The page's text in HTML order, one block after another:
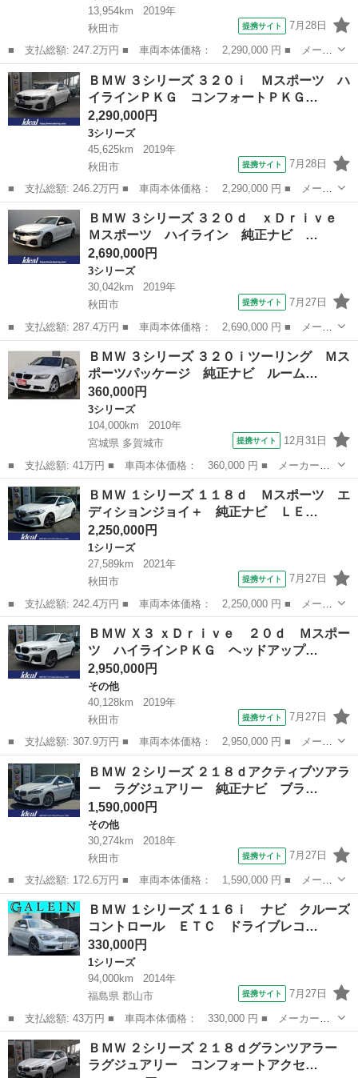
13,954km
2019年
秋田市
提携サイト 7月28日
■ 支払総額: 247.2万円 ■ 車両本体価格： 2,290,000 円 ■ メーカ
ー名： ＢＭＷ ■ 車種名： Ｘ１ ■ グレード名： ｘＤｒｉｖ
ｅ １８ｄ Ｍスポーツ 純正ナビ ＬＥＤ Ｂカメラ パワーテー
ルゲート ...
秋田 秋田市
ＢＭＷ ３シリーズ ３２０ｉ Ｍスポーツ ハ
イラインＰＫＧ コンフォートＰＫＧ…
2,290,000円
3シリーズ
45,625km
2019年
秋田市
提携サイト 7月28日
■ 支払総額: 246.2万円 ■ 車両本体価格： 2,290,000 円 ■ メーカ
ー名： ＢＭＷ ■ 車種名： ３シリーズ ■ グレード名： ３２０
ｉ Ｍスポーツ ハイラインＰＫＧ コンフォートＰＫＧ ヘッドア
ップディ...
秋田 秋田市
ＢＭＷ ３シリーズ ３２０ｄ ｘＤｒｉｖｅ
Ｍスポーツ ハイライン 純正ナビ …
2,690,000円
3シリーズ
30,042km
2019年
秋田市
提携サイト 7月27日
■ 支払総額: 287.4万円 ■ 車両本体価格： 2,690,000 円 ■ メーカ
ー名： ＢＭＷ ■ 車種名： ３シリーズ ■ グレード名： ３２０
ｄ ｘＤｒｉｖｅ Ｍスポーツ ハイライン 純正ナビ ヘッドアッ
プディス...
秋田 秋田市
ＢＭＷ ３シリーズ ３２０ｉツーリング Ｍス
ポーツパッケージ 純正ナビ ルーム…
360,000円
3シリーズ
104,000km
2010年
宮城県 多賀城市
提携サイト 12月31日
■ 支払総額: 41万円 ■ 車両本体価格： 360,000 円 ■ メーカー
名： ＢＭＷ ■ 車種名： ３シリーズ ■ グレード名： ３２０ｉ
ツーリング Ｍスポーツパッケージ 純正ナビ ルーム型ＥＴＣ プ
ッシュスタート ...
宮城 多賀城市 3シリーズ
ＢＭＷ １シリーズ １１８ｄ Ｍスポーツ エ
ディションジョイ＋ 純正ナビ ＬＥ…
2,250,000円
1シリーズ
27,589km
2021年
秋田市
提携サイト 7月27日
■ 支払総額: 242.4万円 ■ 車両本体価格： 2,250,000 円 ■ メーカ
ー名： ＢＭＷ ■ 車種名： １シリーズ ■ グレード名： １１８
ｄ Ｍスポーツ エディションジョイ＋ 純正ナビ ＬＥＤ Ｂカメ
ラ ハー...
秋田 秋田市
ＢＭＷ Ｘ３ ｘＤｒｉｖｅ ２０ｄ Ｍスポー
ツ ハイラインＰＫＧ ヘッドアップ…
2,950,000円
その他
40,128km
2019年
秋田市
提携サイト 7月27日
■ 支払総額: 307.9万円 ■ 車両本体価格： 2,950,000 円 ■ メーカ
ー名： ＢＭＷ ■ 車種名： Ｘ３ ■ グレード名： ｘＤｒｉｖ
ｅ ２０ｄ Ｍスポーツ ハイラインＰＫＧ ヘッドアップディスプ
レイ 純正...
秋田 秋田市
ＢＭＷ ２シリーズ ２１８ｄアクティブツアラ
ー ラグジュアリー 純正ナビ ブラ…
1,590,000円
その他
30,274km
2018年
秋田市
提携サイト 7月27日
■ 支払総額: 172.6万円 ■ 車両本体価格： 1,590,000 円 ■ メーカ
ー名： ＢＭＷ ■ 車種名： ２シリーズ ■ グレード名： ２１８
ｄアクティブツアラー ラグジュアリー 純正ナビ ブラックレザー
シート ...
秋田 秋田市
ＢＭＷ １シリーズ １１６ｉ ナビ クルーズ
コントロール ＥＴＣ ドライブレコ…
330,000円
1シリーズ
94,000km
2014年
福島県 郡山市
提携サイト 7月27日
■ 支払総額: 43万円 ■ 車両本体価格： 330,000 円 ■ メーカー
名： ＢＭＷ ■ 車種名： １シリーズ ■ グレード名： １１６
ｉ ナビ クルーズコントロール ＥＴＣ ドライブレコーダー フ
ォグ ミラーウイン...
福島 郡山市
ＢＭＷ ２シリーズ ２１８ｄグランツアラー
ラグジュアリー コンフォートアクセ…